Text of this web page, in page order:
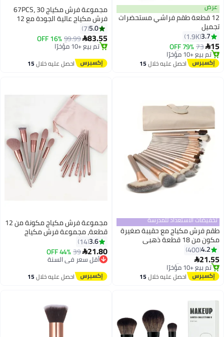
عرض
12 قطعة طقم فراشي مستحضرات
تجميل
3.7
1.9K
15
73
79% OFF
#32 في مجموعات الفرش
توصيل مجاني
تم بيع +10 مؤخرًا
#32 في مجموعات الفرش احصل عليه خلال15
2
مجموعة فرش مكياج 67PCS، 30
فرش مكياج عالية الجودة مع 12
إسفنجة تجميل وباف بودرة، وسادة
تنظيف فرش مع حقيبة مكياج
مقاومة للماء متعددة الأقسام بلون
القهوة
5.0
7
83.55
99.99
16% OFF
#45 في مجموعات الفرش
توصيل مجاني
تم بيع +10 مؤخرًا
#45 في مجموعات الفرش
احصل عليه خلال15
تخفيضات الاستعداد للمدرسة
طقم فرش مكياج مع حقيبة صغيرة
مكون من 18 قطعة ذهبي
4.2
400
21.55
أقل سعر في 30 يوم
توصيل مجاني
تم بيع +10 مؤخرًا
أقل سعر في 30 يوماحصل عليه خلال15
2
مجموعة فرش مكياج مكونة من 12
قطعة، مجموعة فرش مكياج
احترافية، فرشاة كريم أساس
متميزة، مزج بودرة الوجه، أحمر
الخدود، خافي العيوب، فرشاة ظلال
العيون، مجموعة فرش المكياج،
أدوات المكياج
3.6
14
21.80
39
44% OFF
أقل سعر في السنة
توصيل مجاني
أقل سعر في السنة
احصل عليه خلال15